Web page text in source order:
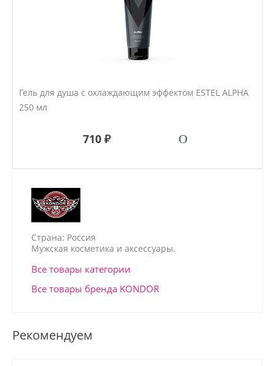
Гель для душа с охлаждающим эффектом ESTEL ALPHA
250 мл
710 ₽
Страна: Россия
Мужская косметика и аксессуары.
Все товары категории
Все товары бренда KONDOR
Рекомендуем